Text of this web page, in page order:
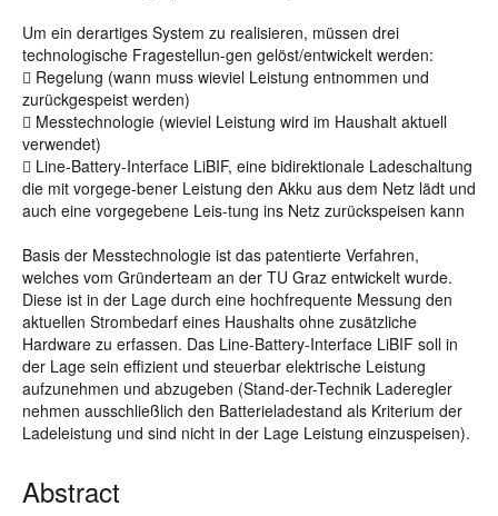
Um ein derartiges System zu realisieren, müssen drei
technologische Fragestellun-gen gelöst/entwickelt werden:
 Regelung (wann muss wieviel Leistung entnommen und
zurückgespeist werden)
 Messtechnologie (wieviel Leistung wird im Haushalt aktuell
verwendet)
 Line-Battery-Interface LiBIF, eine bidirektionale Ladeschaltung
die mit vorgege-bener Leistung den Akku aus dem Netz lädt und
auch eine vorgegebene Leis-tung ins Netz zurückspeisen kann
Basis der Messtechnologie ist das patentierte Verfahren,
welches vom Gründerteam an der TU Graz entwickelt wurde.
Diese ist in der Lage durch eine hochfrequente Messung den
aktuellen Strombedarf eines Haushalts ohne zusätzliche
Hardware zu erfassen. Das Line-Battery-Interface LiBIF soll in
der Lage sein effizient und steuerbar elektrische Leistung
aufzunehmen und abzugeben (Stand-der-Technik Laderegler
nehmen ausschließlich den Batterieladestand als Kriterium der
Ladeleistung und sind nicht in der Lage Leistung einzuspeisen).
Abstract